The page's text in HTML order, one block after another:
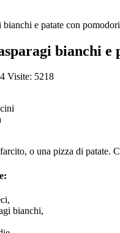
bianchi e
Visite: 5218
o una pizza di patate.
bianchi,